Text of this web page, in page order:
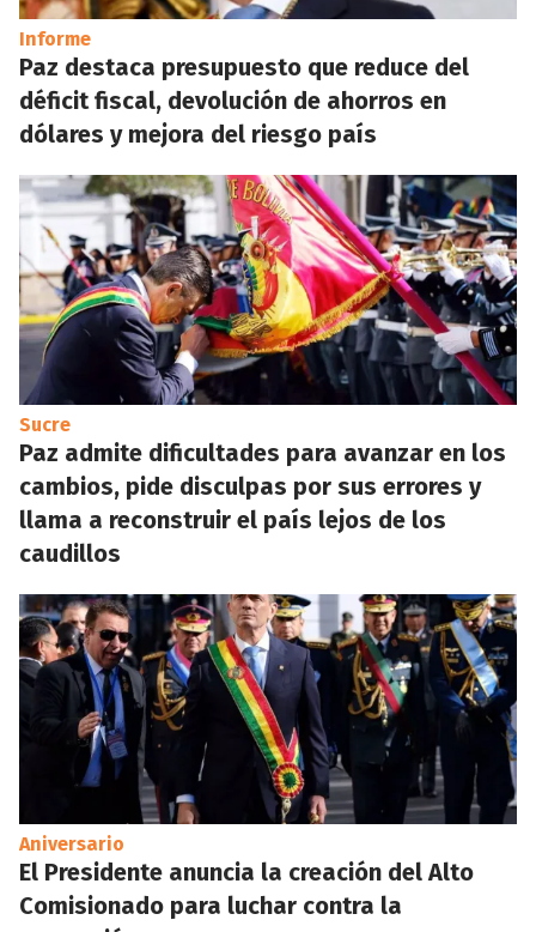
Informe
Paz destaca presupuesto que reduce del
déficit fiscal, devolución de ahorros en
dólares y mejora del riesgo país
Sucre
Paz admite dificultades para avanzar en los
cambios, pide disculpas por sus errores y
llama a reconstruir el país lejos de los
caudillos
Aniversario
El Presidente anuncia la creación del Alto
Comisionado para luchar contra la